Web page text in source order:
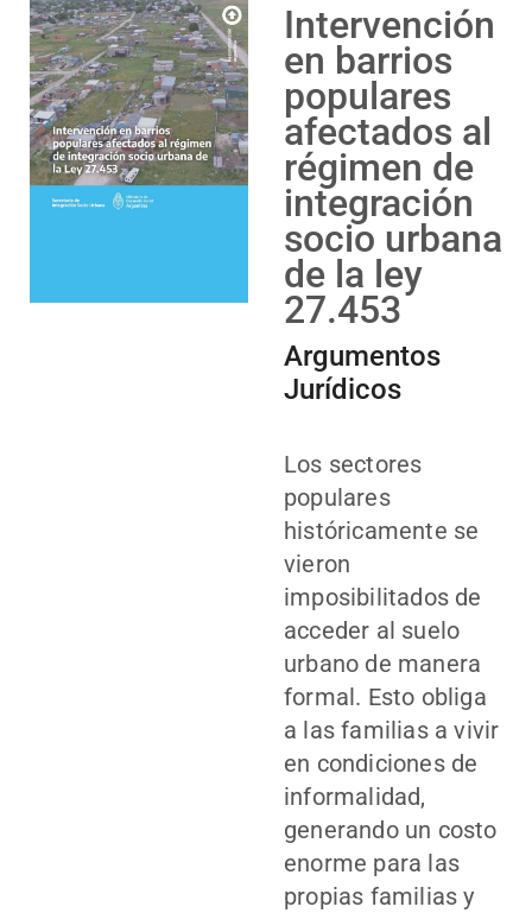
Intervención
en barrios
populares
afectados al
régimen de
integración
socio urbana
de la ley
27.453
Argumentos
Jurídicos
Los sectores
populares
históricamente se
vieron
imposibilitados de
acceder al suelo
urbano de manera
formal. Esto obliga
a las familias a vivir
en condiciones de
informalidad,
generando un costo
enorme para las
propias familias y